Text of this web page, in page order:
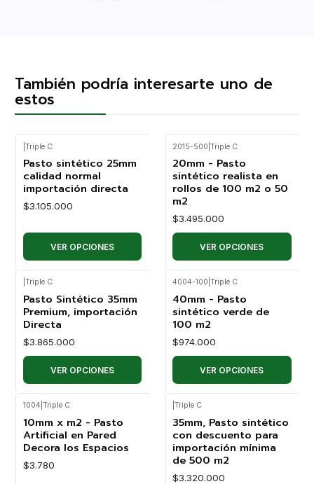
También podría interesarte uno de
estos
Triple C
Pasto sintético 25mm
calidad normal
importación directa
$3.105.000
VER OPCIONES
2015-500 Triple C
20mm - Pasto
sintético realista en
rollos de 100 m2 o 50
m2
$3.495.000
VER OPCIONES
Triple C
Pasto Sintético 35mm
Premium, importación
Directa
$3.865.000
VER OPCIONES
4004-100 Triple C
40mm - Pasto
sintético verde de
100 m2
$974.000
VER OPCIONES
1004 Triple C
10mm x m2 - Pasto
Artificial en Pared
Decora los Espacios
$3.780
Triple C
35mm, Pasto sintético
con descuento para
importación mínima
de 500 m2
$3.320.000